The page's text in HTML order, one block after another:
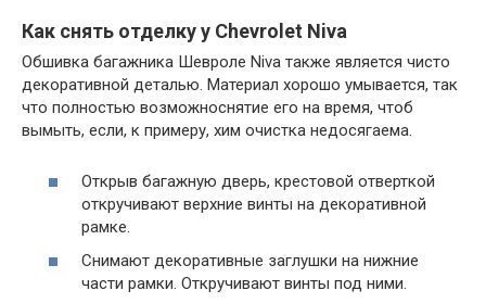
Как снять отделку у Chevrolet Niva
Обшивка багажника Шевроле Niva также является чисто
декоративной деталью. Материал хорошо умывается, так
что полностью возможноснятие его на время, чтоб
вымыть, если, к примеру, хим очистка недосягаема.
Открыв багажную дверь, крестовой отверткой
откручивают верхние винты на декоративной
рамке.
Снимают декоративные заглушки на нижние
части рамки. Откручивают винты под ними.